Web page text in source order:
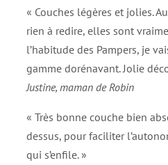
« Couches légères et jolies.
rien à redire, elles sont
l’habitude des Pampers, je
gamme dorénavant. Jolie
Justine, maman de Robin
« Très bonne couche bien
dessus, pour faciliter
qui s’enfile. »